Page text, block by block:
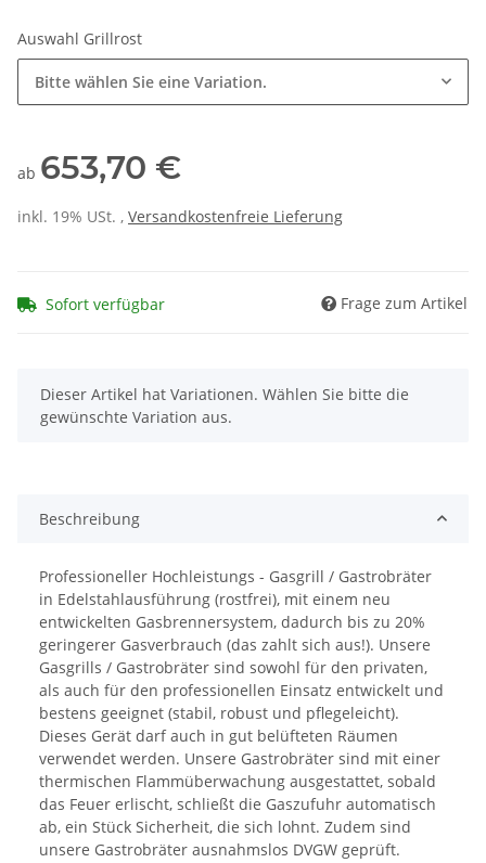
Auswahl Grillrost
Bitte wählen Sie eine Variation.
ab 653,70 €
inkl. 19% USt. , Versandkostenfreie Lieferung
Sofort verfügbar Frage zum Artikel
x
Dieser Artikel hat Variationen. Wählen Sie bitte die
gewünschte Variation aus.
Beschreibung
Professioneller Hochleistungs - Gasgrill / Gastrobräter
in Edelstahlausführung (rostfrei), mit einem neu
entwickelten Gasbrennersystem, dadurch bis zu 20%
geringerer Gasverbrauch (das zahlt sich aus!). Unsere
Gasgrills / Gastrobräter sind sowohl für den privaten,
als auch für den professionellen Einsatz entwickelt und
bestens geeignet (stabil, robust und pflegeleicht).
Dieses Gerät darf auch in gut belüfteten Räumen
verwendet werden. Unsere Gastrobräter sind mit einer
thermischen Flammüberwachung ausgestattet, sobald
das Feuer erlischt, schließt die Gaszufuhr automatisch
ab, ein Stück Sicherheit, die sich lohnt. Zudem sind
unsere Gastrobräter ausnahmslos DVGW geprüft.